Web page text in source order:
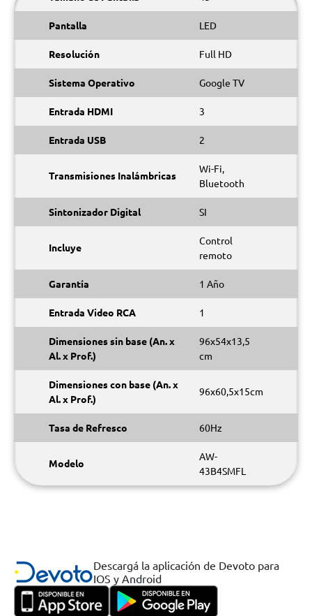
Pantalla LED
Resolución Full HD
Sistema Operativo Google TV
Entrada HDMI 3
Entrada USB 2
Transmisiones Inalámbricas
Wi-Fi,
Bluetooth
Sintonizador Digital SI
Incluye
Control
remoto
Garantía 1 Año
Entrada Video RCA 1
Dimensiones sin base (An. x
Al. x Prof.)
96x54x13,5
cm
Dimensiones con base (An. x
Al. x Prof.)
96x60,5x15cm
Tasa de Refresco 60Hz
Modelo
AW-
43B4SMFL
Descargá la aplicación de Devoto para
IOS y Android